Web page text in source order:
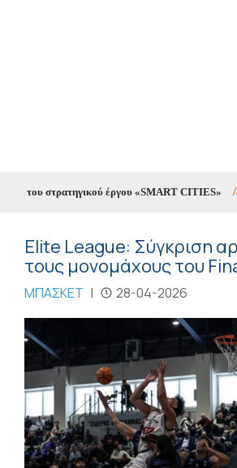
στρατηγικού έργου «SMART CITIES» //
Elite League: Σύγκριση
τους μονομάχους του
ΜΠΑΣΚΕΤ | 28-04-2026